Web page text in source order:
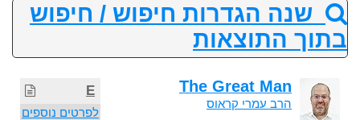
שנה הגדרות חיפוש / חיפוש
בתוך התוצאות
E
לפרטים נוספים
The Great Man
הרב עמרי קראוס